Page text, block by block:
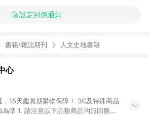
設定到價通知
書籍/雜誌期刊 人文史地書籍
心
15天鑑賞期購物保障！ 3C及特殊商品
無回饋：